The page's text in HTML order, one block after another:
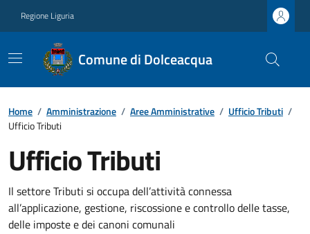
Regione Liguria
Comune di Dolceacqua
Home / Amministrazione / Aree Amministrative / Ufficio Tributi /
Ufficio Tributi
Ufficio Tributi
Il settore Tributi si occupa dell’attività connessa
all’applicazione, gestione, riscossione e controllo delle tasse,
delle imposte e dei canoni comunali